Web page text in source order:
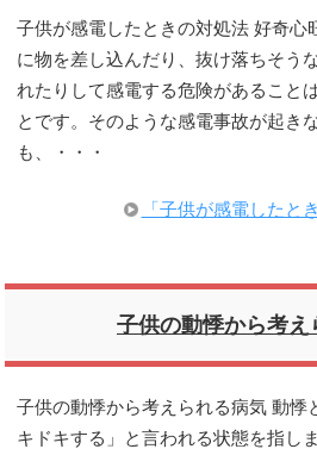
子供が感電したときの対処法 好奇心
に物を差し込んだり、抜け落ちそう
れたりして感電する危険があること
とです。そのような感電事故が起き
も、・・・
「子供が感電したと
子供の動悸から考え
子供の動悸から考えられる病気 動悸
キドキする」と言われる状態を指し